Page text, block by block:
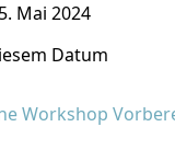
Mai 2024
Datum
Workshop